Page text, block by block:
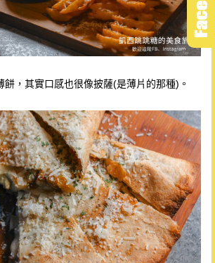
餅，其實口感也很像披薩(是薄片的那種)。